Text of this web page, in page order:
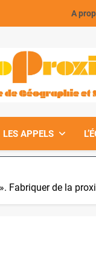
A
LES APPELS
Fabriquer de la